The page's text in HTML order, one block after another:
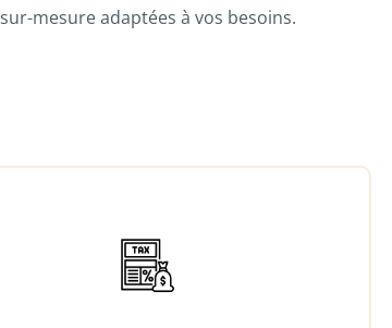
sur-mesure adaptées à vos besoins.